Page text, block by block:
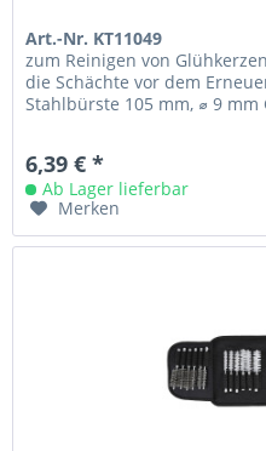
Art.-Nr. KT11049
zum Reinigen von
die Schächte vor dem
Stahlbürste 105 mm, ⌀ 9 mm
6,39 € *
Ab Lager lieferbar
Merken